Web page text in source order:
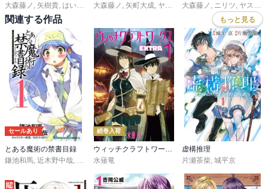
大森藤ノ
矢樹貴 はいむらきよたか , ヤスダスズヒト
大森藤ノ
矢町大成 ヤスダスズヒト
大森藤ノ
ニリツ ヤスダスズヒト
関連する作品 もっと見る
セールあり
とある魔術の禁書目録
鎌池和馬, 近木野中哉, はいむらきよたか
続巻入荷
ウィッチクラフトワークス ＥＸＴＲＡ
水薙竜
虚構推理
片瀬茶柴, 城平京